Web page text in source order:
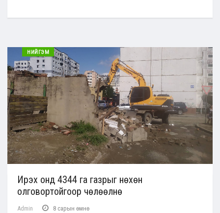
НИЙГЭМ
Ирэх онд 4344 га газрыг нөхөн
олговортойгоор чөлөөлнө
Admin 8 сарын өмнө